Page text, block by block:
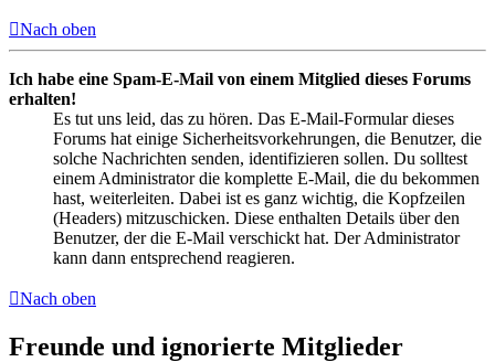
Nach oben
Ich habe eine Spam-E-Mail von einem Mitglied dieses Forums
erhalten!
Es tut uns leid, das zu hören. Das E-Mail-Formular dieses
Forums hat einige Sicherheitsvorkehrungen, die Benutzer, die
solche Nachrichten senden, identifizieren sollen. Du solltest
einem Administrator die komplette E-Mail, die du bekommen
hast, weiterleiten. Dabei ist es ganz wichtig, die Kopfzeilen
(Headers) mitzuschicken. Diese enthalten Details über den
Benutzer, der die E-Mail verschickt hat. Der Administrator
kann dann entsprechend reagieren.
Nach oben
Freunde und ignorierte Mitglieder